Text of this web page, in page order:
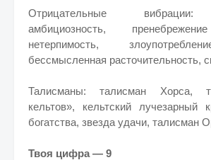
Отрицательные вибрации:
амбициозность,
нетерпимость,
бессмысленная расточительность,
Талисманы: талисман Хорса,
кельтов», кельтский лучезарный
богатства, звезда удачи, талисман
Твоя цифра — 9